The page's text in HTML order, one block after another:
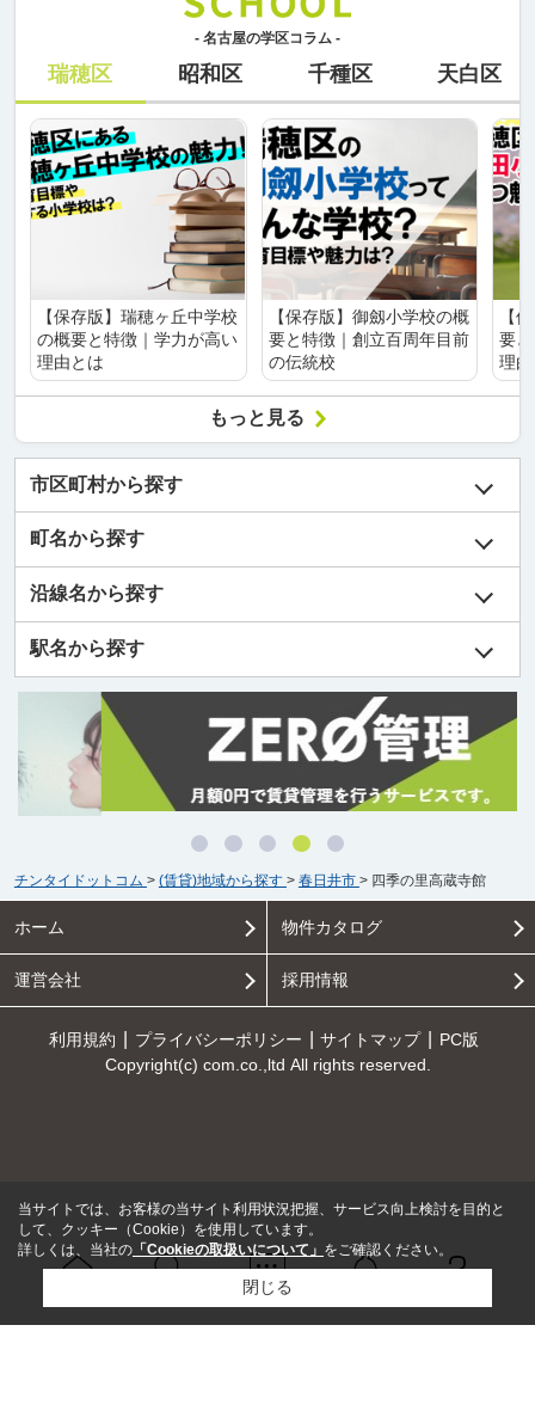
- 名古屋の学区コラム -
瑞穂区 昭和区 千種区 天白区
【保存版】瑞穂ヶ丘中学校
の概要と特徴｜学力が高い
理由とは
【保存版】御劔小学校の概
要と特徴｜創立百周年目前
の伝統校
【
要
理
もっと見る
問い合せ
市区町村から探す
町名から探す
沿線名から探す
駅名から探す
チンタイドットコム > (賃貸)地域から探す > 春日井市 > 四季の里高蔵寺館
ホーム 物件カタログ
運営会社 採用情報
利用規約 プライバシーポリシー サイトマップ
PC版
Copyright(c) com.co.,ltd All rights reserved.
当サイトでは、お客様の当サイト利用状況把握、サービス向上検討を目的と
して、クッキー（Cookie）を使用しています。
詳しくは、当社の 「Cookieの取扱いについて」 をご確認ください。
閉じる